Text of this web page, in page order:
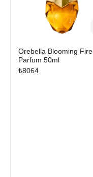
Orebella Blooming Fire
Parfum 50ml
₺8064